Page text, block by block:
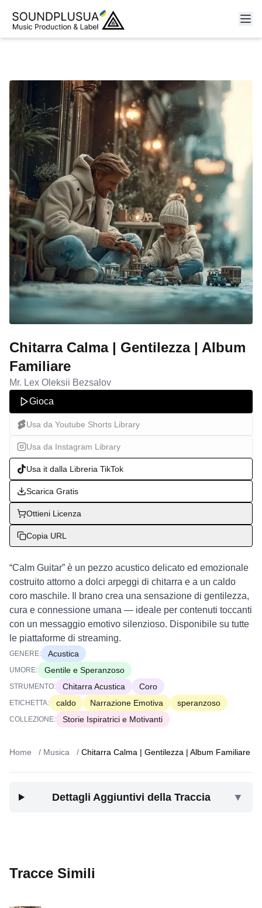
Chitarra Calma | Gentilezza | Album
Familiare
Mr. Lex Oleksii Bezsalov
Gioca
Usa da Youtube Shorts Library
Usa da Instagram Library
Usa it dalla Libreria TikTok
Scarica Gratis
Ottieni Licenza
Copia URL
“Calm Guitar” è un pezzo acustico delicato ed emozionale
costruito attorno a dolci arpeggi di chitarra e a un caldo
coro maschile. Il brano crea una sensazione di gentilezza,
cura e connessione umana — ideale per contenuti toccanti
con un messaggio emotivo silenzioso. Disponibile su tutte
le piattaforme di streaming.
GENERE: Acustica
UMORE: Gentile e Speranzoso
STRUMENTO: Chitarra Acustica Coro
ETICHETTA: caldo Narrazione Emotiva speranzoso
COLLEZIONE: Storie Ispiratrici e Motivanti
Home / Musica / Chitarra Calma | Gentilezza | Album Familiare
Dettagli Aggiuntivi della Traccia ▼
Tracce Simili